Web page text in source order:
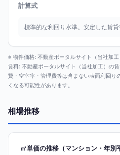
計算式
標準的な利回り水準。安定した賃貸
※ 物件価格: 不動産ポータルサイト（当社加
賃料: 不動産ポータルサイト（当社加工）の
費・空室率・管理費等は含まない表面利回
くなる可能性があります。
相場推移
㎡単価の推移（マンション・年別